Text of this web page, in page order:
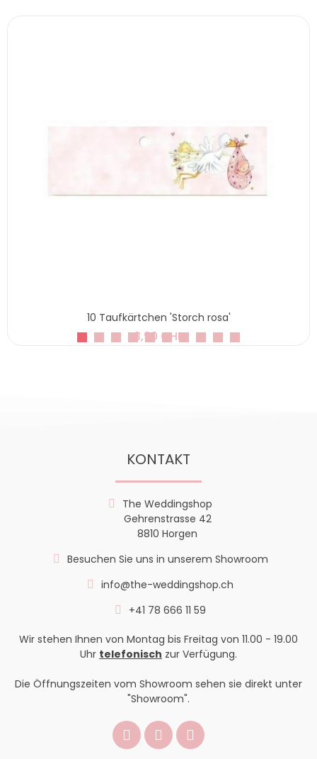
10 Taufkärtchen 'Storch rosa'
3,90 CHF
KONTAKT
The Weddingshop
Gehrenstrasse 42
8810 Horgen
Besuchen Sie uns in unserem Showroom
info@the-weddingshop.ch
+41 78 666 11 59
Wir stehen Ihnen von Montag bis Freitag von 11.00 - 19.00
Uhr telefonisch zur Verfügung.
Die Öffnungszeiten vom Showroom sehen sie direkt unter
"Showroom".